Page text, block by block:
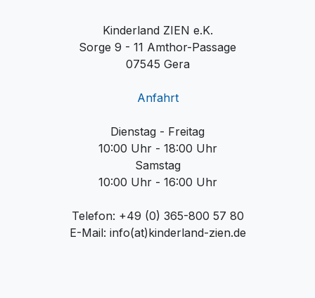
Kinderland ZIEN e.K.
Sorge 9 - 11 Amthor-Passage
07545 Gera
Anfahrt
Dienstag - Freitag
10:00 Uhr - 18:00 Uhr
Samstag
10:00 Uhr - 16:00 Uhr
Telefon: +49 (0) 365-800 57 80
E-Mail: info(at)kinderland-zien.de